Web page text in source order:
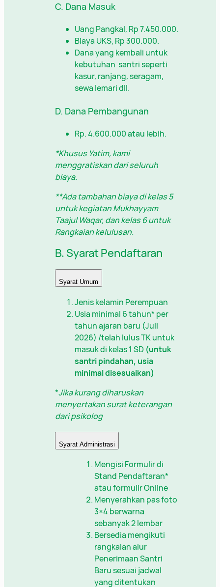
C. Dana Masuk
Uang Pangkal, Rp 7.450.000.
Biaya UKS, Rp 300.000.
Dana yang kembali untuk
kebutuhan santri seperti
kasur, ranjang, seragam,
sewa lemari dll.
D. Dana Pembangunan
Rp. 4.600.000 atau lebih.
*Khusus Yatim, kami
menggratiskan dari seluruh
biaya.
**Ada tambahan biaya di kelas 5
untuk kegiatan Mukhayyam
Taajul Waqar, dan kelas 6 untuk
Rangkaian kelulusan.
B. Syarat Pendaftaran
Syarat Umum
Jenis kelamin Perempuan
Usia minimal 6 tahun* per
tahun ajaran baru (Juli
2026) /telah lulus TK untuk
masuk di kelas 1 SD (untuk
santri pindahan, usia
minimal disesuaikan)
*Jika kurang diharuskan
menyertakan surat keterangan
dari psikolog
Syarat Administrasi
Mengisi Formulir di
Stand Pendaftaran*
atau formulir Online
Menyerahkan pas foto
3×4 berwarna
sebanyak 2 lembar
Bersedia mengikuti
rangkaian alur
Penerimaan Santri
Baru sesuai jadwal
yang ditentukan